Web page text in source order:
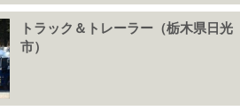
トラック＆トレーラー（栃木県日光
市）